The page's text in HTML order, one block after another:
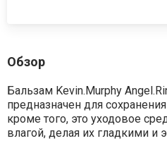
Обзор
Бальзам Kevin.Murphy
предназначен для
кроме того, это уходовое
влагой, делая их гладкими и